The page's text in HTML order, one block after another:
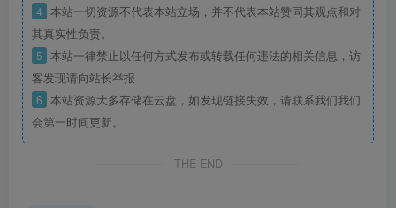
4 本站一切资源不代表本站立场，并不代表本站赞同其观点和对
其真实性负责。
5 本站一律禁止以任何方式发布或转载任何违法的相关信息，访
客发现请向站长举报
6 本站资源大多存储在云盘，如发现链接失效，请联系我们我们
会第一时间更新。
THE END